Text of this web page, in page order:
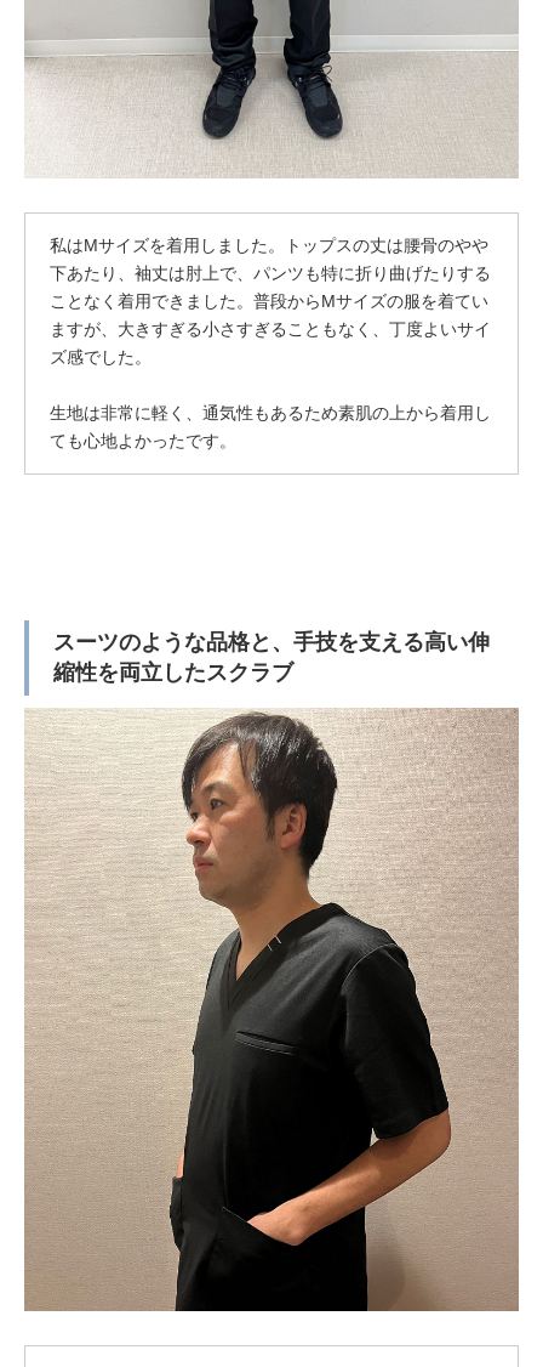
私はMサイズを着用しました。トップスの丈は腰骨のやや
下あたり、袖丈は肘上で、パンツも特に折り曲げたりする
ことなく着用できました。普段からMサイズの服を着てい
ますが、大きすぎる小さすぎることもなく、丁度よいサイ
ズ感でした。
生地は非常に軽く、通気性もあるため素肌の上から着用し
ても心地よかったです。
スーツのような品格と、手技を支える高い伸
縮性を両立したスクラブ